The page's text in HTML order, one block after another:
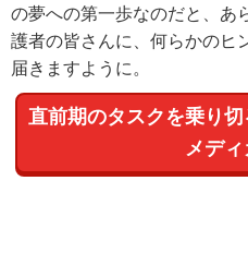
の夢への第一歩なのだと、あ
護者の皆さんに、何らかのヒ
届きますように。
直前期のタスクを乗り
メディ